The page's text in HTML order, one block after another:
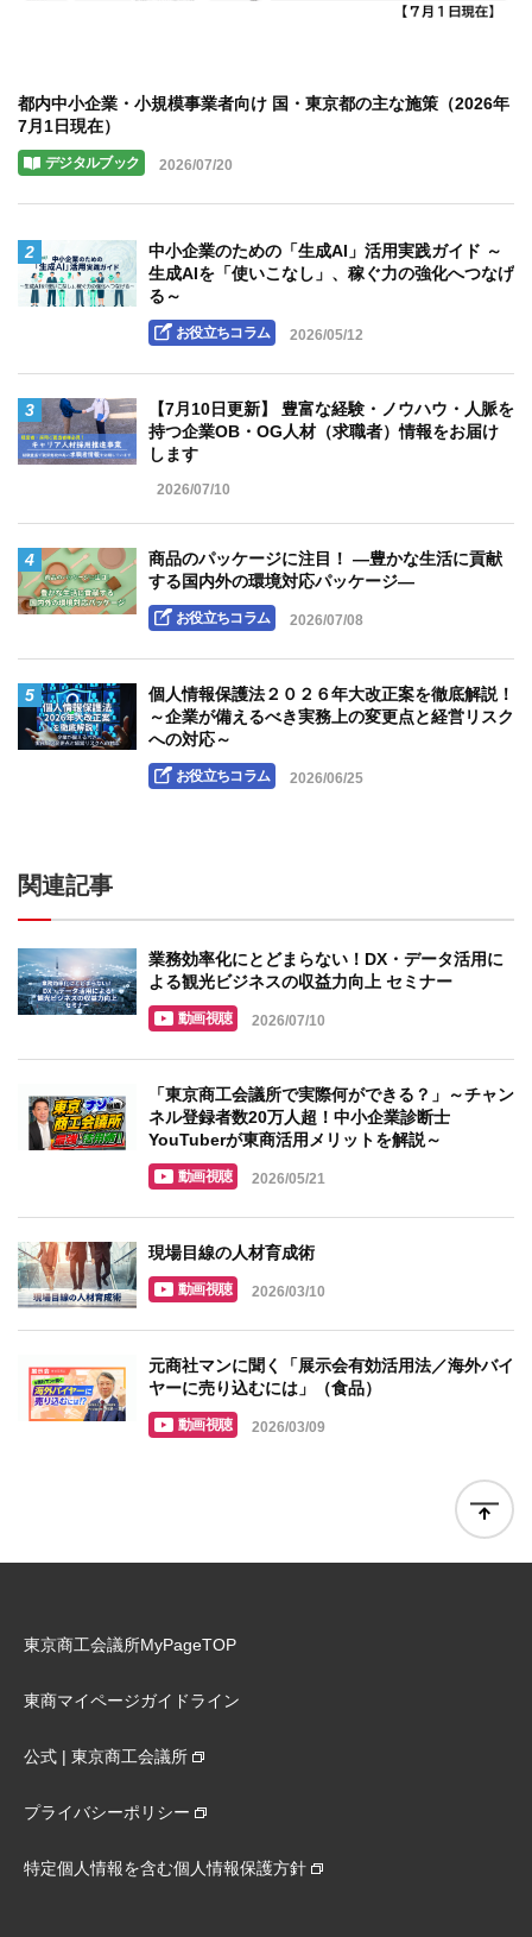
都内中小企業・小規模事業者向け 国・東京都の主な施策（2026年
7月1日現在）
デジタルブック 2026/07/20
2
中小企業のための「生成AI」活用実践ガイド ～
生成AIを「使いこなし」、稼ぐ力の強化へつなげ
る～
お役立ちコラム 2026/05/12
3
【7月10日更新】 豊富な経験・ノウハウ・人脈を
持つ企業OB・OG人材（求職者）情報をお届け
します
2026/07/10
4
商品のパッケージに注目！ ―豊かな生活に貢献
する国内外の環境対応パッケージ―
お役立ちコラム 2026/07/08
5
個人情報保護法２０２６年大改正案を徹底解説！
～企業が備えるべき実務上の変更点と経営リスク
への対応～
お役立ちコラム 2026/06/25
関連記事
業務効率化にとどまらない！DX・データ活用に
よる観光ビジネスの収益力向上 セミナー
動画視聴 2026/07/10
「東京商工会議所で実際何ができる？」～チャン
ネル登録者数20万人超！中小企業診断士
YouTuberが東商活用メリットを解説～
動画視聴 2026/05/21
現場目線の人材育成術
動画視聴 2026/03/10
元商社マンに聞く「展示会有効活用法／海外バイ
ヤーに売り込むには」（食品）
動画視聴 2026/03/09
東京商工会議所MyPageTOP
東商マイページガイドライン
公式 | 東京商工会議所
プライバシーポリシー
特定個人情報を含む個人情報保護方針